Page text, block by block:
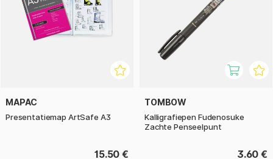
MAPAC
Presentatiemap ArtSafe A3
15.50 €
TOMBOW
Kalligrafiepen Fudenosuke
Zachte Penseelpunt
3.60 €